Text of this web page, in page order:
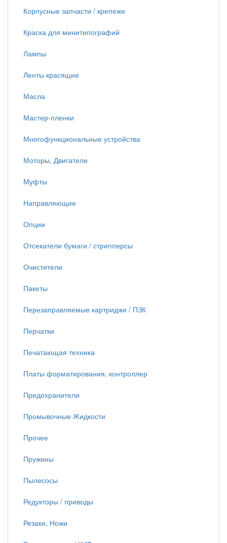
Корпусные запчасти / крепежи
Краска для минитипографий
Лампы
Ленты красящие
Масла
Мастер-пленки
Многофункциональные устройства
Моторы, Двигатели
Муфты
Направляющие
Опции
Отсекатели бумаги / стрипперсы
Очистители
Пакеты
Перезаправляемые картриджи / ПЗК
Перчатки
Печатающая техника
Платы форматирования, контроллер
Предохранители
Промывочные Жидкости
Прочее
Пружины
Пылесосы
Редукторы / приводы
Резаки, Ножи